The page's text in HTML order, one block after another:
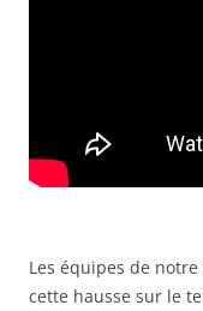
Les équipes de
cette hausse sur le